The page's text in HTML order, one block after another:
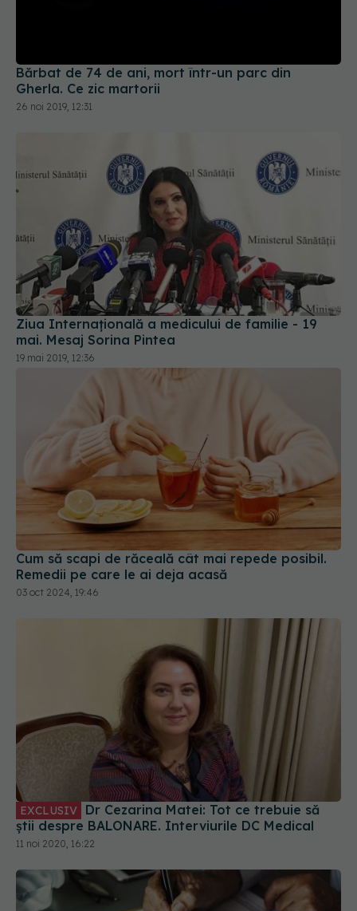
Ziua Internațională a medicului de familie - 19
mai. Mesaj Sorina Pintea
19 mai 2019, 12:36
Cum să scapi de răceală cât mai repede posibil.
Remedii pe care le ai deja acasă
03 oct 2024, 19:46
EXCLUSIV
știi despre BALONARE. Interviurile DC Medical
11 noi 2020, 16:22